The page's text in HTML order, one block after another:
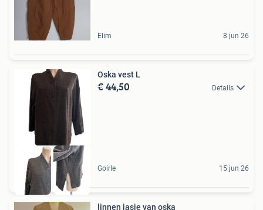
Elim 8 jun 26
Oska vest L
€ 44,50 Details
Goirle 15 jun 26
linnen jasje van oska